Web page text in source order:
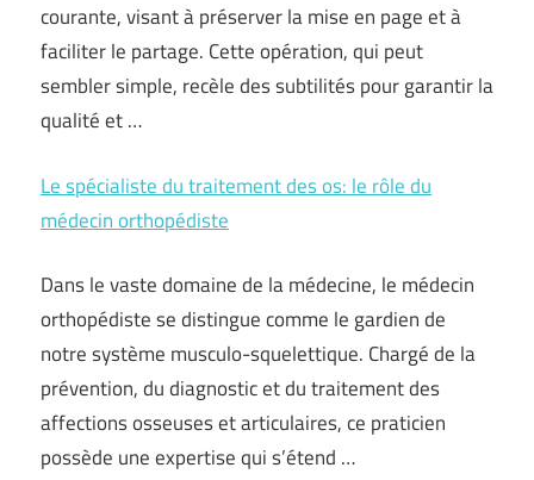
courante, visant à préserver la mise en page et à
faciliter le partage. Cette opération, qui peut
sembler simple, recèle des subtilités pour garantir la
qualité et …
Le spécialiste du traitement des os: le rôle du
médecin orthopédiste
Dans le vaste domaine de la médecine, le médecin
orthopédiste se distingue comme le gardien de
notre système musculo-squelettique. Chargé de la
prévention, du diagnostic et du traitement des
affections osseuses et articulaires, ce praticien
possède une expertise qui s’étend …